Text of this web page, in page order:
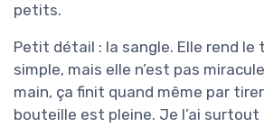
petits.
Petit détail : la sangle. Elle rend le
simple, mais elle n’est pas
main, ça finit quand même par
bouteille est pleine. Je l’ai